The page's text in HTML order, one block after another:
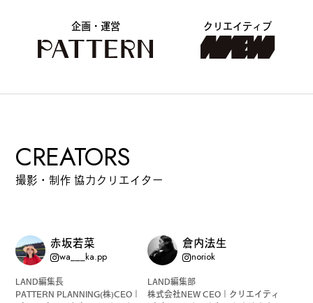
企画・運営 クリエイティブ
CREATORS
撮影・制作 協力クリエイター
赤坂若菜
wa___ka.pp
LAND編集長
PATTERN PLANNING(株)CEO｜
倉内法生
noriok
LAND編集部
株式会社NEW CEO｜クリエイティ